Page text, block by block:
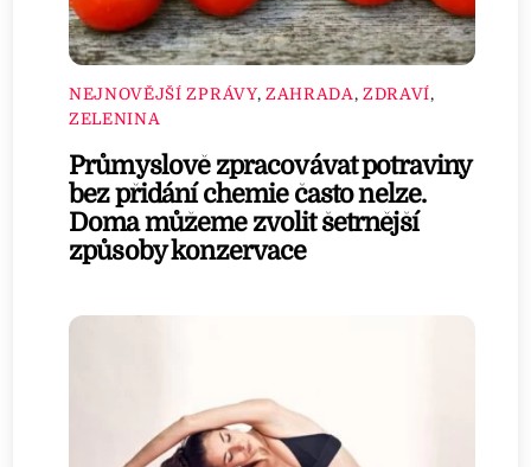
NEJNOVĚJŠÍ ZPRÁVY, ZAHRADA, ZDRAVÍ,
ZELENINA
Průmyslově zpracovávat potraviny
bez přidání chemie často nelze.
Doma můžeme zvolit šetrnější
způsoby konzervace